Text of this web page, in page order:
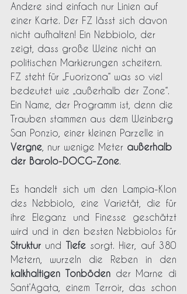
Andere sind einfach nur Linien auf
einer Karte. Der FZ lässt sich davon
nicht aufhalten! Ein Nebbiolo, der
zeigt, dass große Weine nicht an
politischen Markierungen scheitern.
FZ steht für „Fuorizona“ was so viel
bedeutet wie „außerhalb der Zone“.
Ein Name, der Programm ist, denn die
Trauben stammen aus dem Weinberg
San Ponzio, einer kleinen Parzelle in
Vergne , nur wenige Meter außerhalb
der Barolo-DOCG-Zone.
Es handelt sich um den Lampia-Klon
des Nebbiolo, eine Varietät, die für
ihre Eleganz und Finesse geschätzt
Struktur und Tiefe sorgt. Hier, auf 380
kalkhaltigen Tonböden der Marne di
Sant’Agata, einem Terroir, das schon